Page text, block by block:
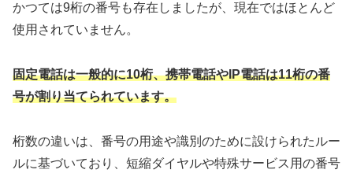
かつては9桁の番号も存在しましたが、現在ではほとんど
使用されていません。
固定電話は一般的に10桁、携帯電話やIP電話は11桁の番
号が割り当てられています。
桁数の違いは、番号の用途や識別のために設けられたルー
ルに基づいており、短縮ダイヤルや特殊サービス用の番号